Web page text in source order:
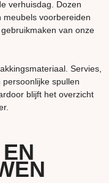
verhuisdag. Dozen
voorbereiden
van onze
Servies,
spullen
blijft het overzicht